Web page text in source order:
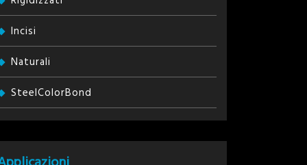
Incisi
Naturali
SteelColorBond